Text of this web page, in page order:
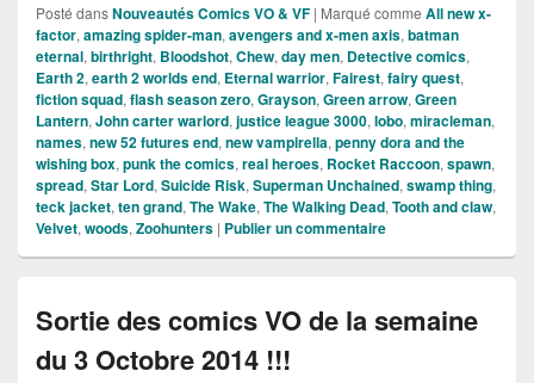
Posté dansNouveautés Comics VO & VF | Marqué comme All new x-
factor, amazing spider-man, avengers and x-men axis, batman
eternal, birthright, Bloodshot, Chew, day men, Detective comics,
Earth 2, earth 2 worlds end, Eternal warrior, Fairest, fairy quest,
fiction squad, flash season zero, Grayson, Green arrow, Green
Lantern, John carter warlord, justice league 3000, lobo, miracleman,
names, new 52 futures end, new vampirella, penny dora and the
wishing box, punk the comics, real heroes, Rocket Raccoon, spawn,
spread, Star Lord, Suicide Risk, Superman Unchained, swamp thing,
teck jacket, ten grand, The Wake, The Walking Dead, Tooth and claw,
Velvet, woods, Zoohunters | Publier un commentaire
Sortie des comics VO de la semaine
du 3 Octobre 2014 !!!